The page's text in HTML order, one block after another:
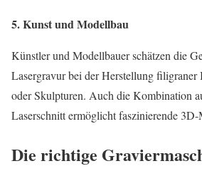
5. Kunst und Modellbau
Künstler und Modellbauer schätzen die
Lasergravur bei der Herstellung filigraner
oder Skulpturen. Auch die Kombination
Laserschnitt ermöglicht faszinierende
Die richtige